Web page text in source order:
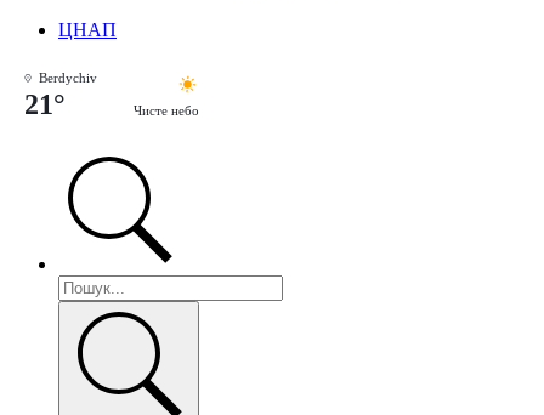
ЦНАП
Berdychiv
21° Чисте небо